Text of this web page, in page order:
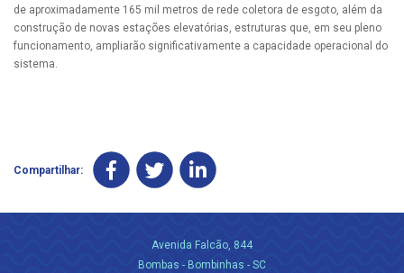
de aproximadamente 165 mil metros de rede coletora de esgoto, além da
construção de novas estações elevatórias, estruturas que, em seu pleno
funcionamento, ampliarão significativamente a capacidade operacional do
sistema.
Compartilhar:
Avenida Falcão, 844
Bombas - Bombinhas - SC